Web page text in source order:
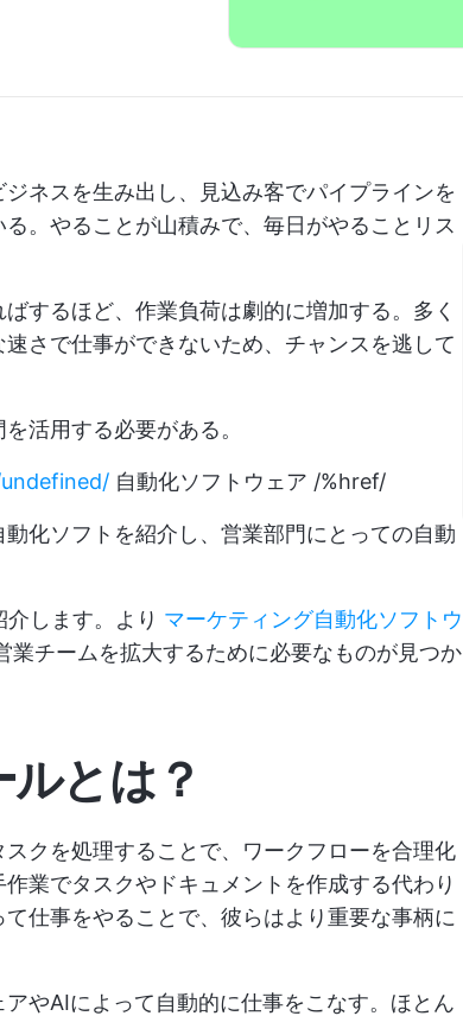
ネスを生み出し、見込み客でパイプラインを
。やることが山積みで、毎日がやることリス
するほど、作業負荷は劇的に増加する。多く
さで仕事ができないため、チャンスを逃して
活用する必要がある。
自動化ソフトウェア /%href/
化ソフトを紹介し、営業部門にとっての自動
します。より マーケティング自動化ソフトウ
業チームを拡大するために必要なものが見つか
とは？
クを処理することで、ワークフローを合理化
業でタスクやドキュメントを作成する代わり
仕事をやることで、彼らはより重要な事柄に
やAIによって自動的に仕事をこなす。ほとん